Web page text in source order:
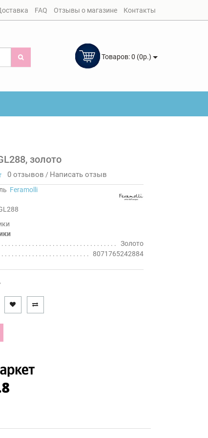
FAQ Отзывы о магазине Контакты
Товаров: 0 (0р.)
золото
0 отзывов / Написать отзыв
Feramolli
Золото
8071765242884